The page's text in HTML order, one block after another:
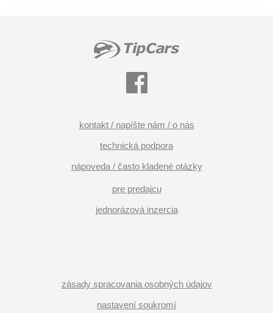
kontakt / napíšte nám / o nás
technická podpora
nápoveda / často kladené otázky
pre predajcu
jednorázová inzercia
zásady spracovania osobných údajov
nastavení soukromí